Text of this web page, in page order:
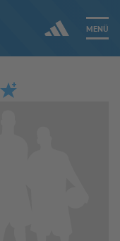
MENÜ
Jetzt einloggen